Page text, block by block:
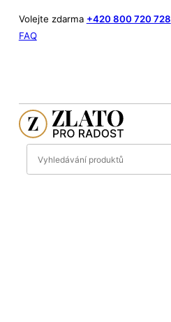
Volejte zdarma +420 800 720 728
FAQ